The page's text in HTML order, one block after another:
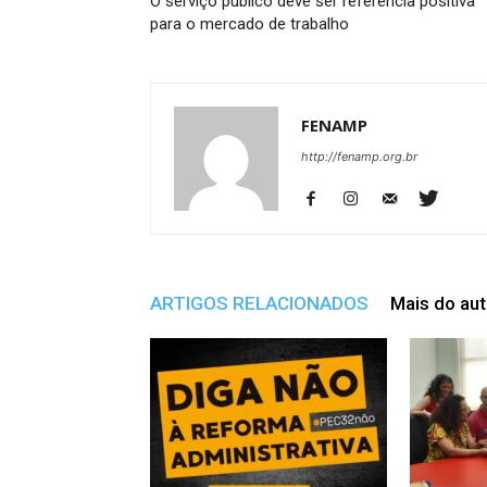
para o mercado de trabalho
FENAMP
http://fenamp.org.br
ARTIGOS RELACIONADOS Mais do